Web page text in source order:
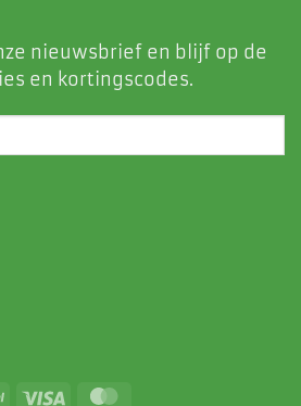
nieuwsbrief en blijf op de
en kortingscodes.
PayPal Visa